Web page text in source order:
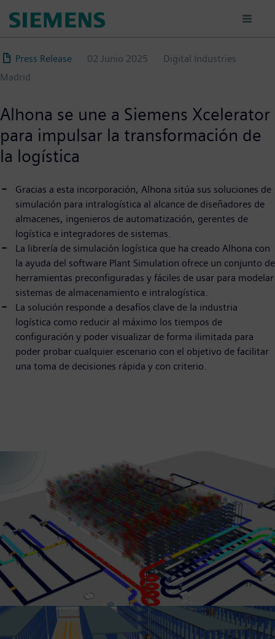
principal
Press Release 02 Junio 2025
Digital Industries
Madrid
Alhona se une a Siemens Xcelerator
para impulsar la transformación de
la logística
Gracias a esta incorporación, Alhona sitúa sus soluciones de
simulación para intralogística al alcance de diseñadores de
almacenes, ingenieros de automatización, gerentes de
logística e integradores de sistemas.
La librería de simulación logística que ha creado Alhona con
la ayuda del software Plant Simulation ofrece un conjunto de
herramientas preconfiguradas y fáciles de usar para modelar
sistemas de almacenamiento e intralogística.
La solución responde a desafíos clave de la industria
logística como reducir al máximo los tiempos de
configuración y poder visualizar de forma ilimitada para
poder probar cualquier escenario con el objetivo de facilitar
una toma de decisiones rápida y con criterio.